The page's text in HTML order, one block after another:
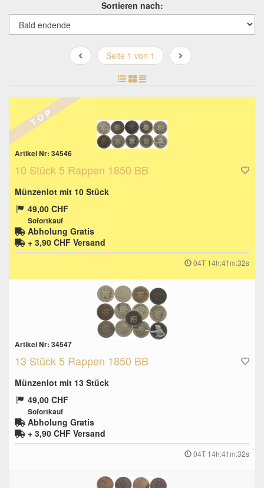
Sortieren nach:
Seite 1 von 1
T O P
Artikel Nr: 34546
10 Stück 5 Rappen 1850 BB
Münzenlot mit 10 Stück
49,00 CHF
Sofortkauf
Abholung Gratis
+ 3,90 CHF Versand
04T 14h:41m:31s
Artikel Nr: 34547
13 Stück 5 Rappen 1850 BB
Münzenlot mit 13 Stück
49,00 CHF
Sofortkauf
Abholung Gratis
+ 3,90 CHF Versand
04T 14h:41m:31s